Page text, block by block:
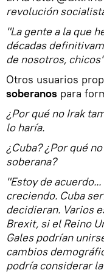
revolución
"La gente a la que
décadas
de nosotros, chicos"
Otros usuarios
soberanos para
¿Por qué no Irak
lo haría.
¿Cuba? ¿Por qué
soberana?
"Estoy de
creciendo. Cuba
decidieran. Varios
Brexit, si el Reino
Gales podrían
cambios
podría considerar